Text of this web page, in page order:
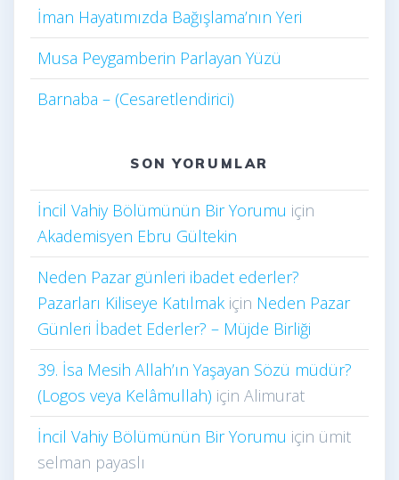
İman Hayatımızda Bağışlama’nın Yeri
Musa Peygamberin Parlayan Yüzü
Barnaba – (Cesaretlendirici)
SON YORUMLAR
İncil Vahiy Bölümünün Bir Yorumu için
Akademisyen Ebru Gültekin
Neden Pazar günleri ibadet ederler?
Pazarları Kiliseye Katılmak için Neden Pazar
Günleri İbadet Ederler? – Müjde Birliği
39. İsa Mesih Allah’ın Yaşayan Sözü müdür?
(Logos veya Kelâmullah) için Alimurat
İncil Vahiy Bölümünün Bir Yorumu için ümit
selman payaslı